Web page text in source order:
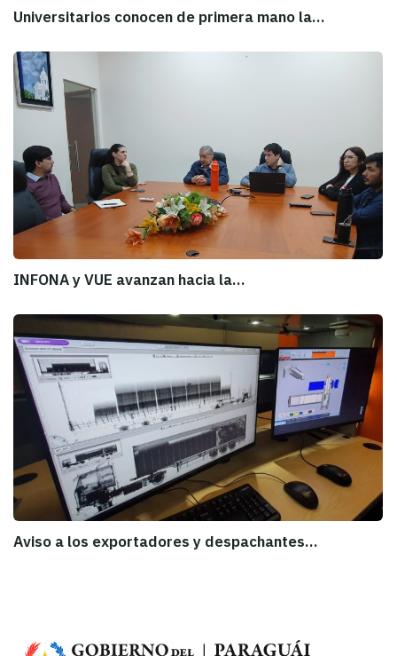
Universitarios conocen de primera mano la…
INFONA y VUE avanzan hacia la…
Aviso a los exportadores y despachantes…